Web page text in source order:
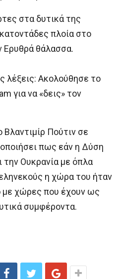
στα δυτικά της
πλοία στο
Ερυθρά θάλασσα.
λέξεις: Ακολούθησε το
για να «δεις» τον
Βλαντιμίρ Πούτιν σε
πως εάν η Δύση
την Ουκρανία με όπλα
η χώρα του ήταν
με χώρες που έχουν ως
συμφέροντα.